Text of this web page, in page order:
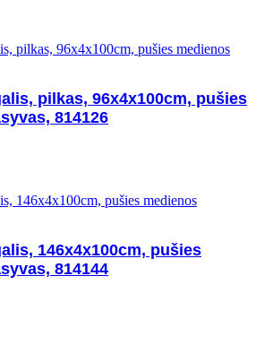
pilkas, 96x4x100cm, pušies
814126
146x4x100cm, pušies
814144